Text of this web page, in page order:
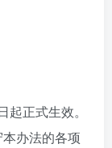
正式生效。
办法的各项